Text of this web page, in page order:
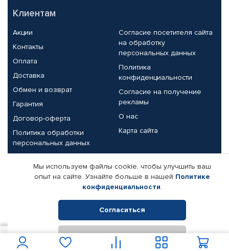
Клиентам
Акции
Контакты
Оплата
Доставка
Обмен и возврат
Гарантия
Договор-оферта
Политика обработки
персональных данных
Согласие посетителя сайта
на обработку
персональных данных
Политика
конфиденциальности
Согласие на получение
рекламы
О нас
Карта сайта
Партнерам
Корпоративным клиентам
Поставщикам
Реквизиты компании
© КАМАЗ ЦЕНТР ДОНЕЦК, 2015-2026. Все права защищены.
Интернет-магазин автомобильных товаров Автопрофи.
Мы используем файлы cookie, чтобы улучшить ваш
опыт на сайте. Узнайте больше в нашей Политике
конфиденциальности.
Согласиться
Отклонить
В корзину